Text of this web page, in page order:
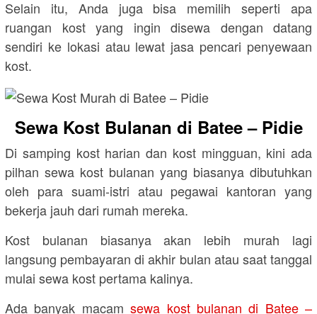
Selain itu, Anda juga bisa memilih seperti apa
ruangan kost yang ingin disewa dengan datang
sendiri ke lokasi atau lewat jasa pencari penyewaan
kost.
Sewa Kost Bulanan di Batee – Pidie
Di samping kost harian dan kost mingguan, kini ada
pilhan sewa kost bulanan yang biasanya dibutuhkan
oleh para suami-istri atau pegawai kantoran yang
bekerja jauh dari rumah mereka.
Kost bulanan biasanya akan lebih murah lagi
langsung pembayaran di akhir bulan atau saat tanggal
mulai sewa kost pertama kalinya.
Ada banyak macamsewa kost bulanan di Batee –